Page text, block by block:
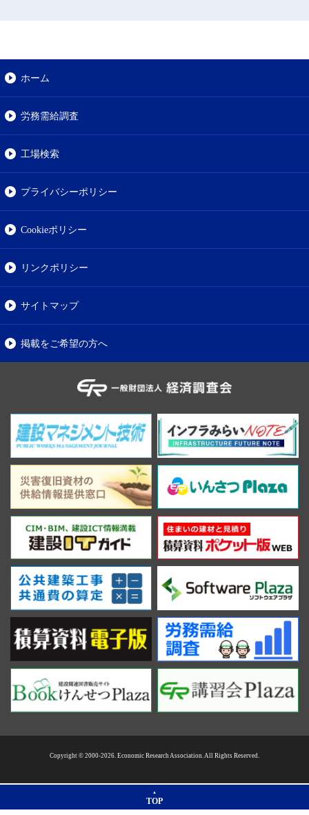
ホーム
労務需給調査
工場検索
プライバシーポリシー
Cookieポリシー
リンクポリシー
サイトマップ
掲載をご希望の方へ
Copyright © 2000-2026. Economic Research Association. All Rights Reserved.
TOP